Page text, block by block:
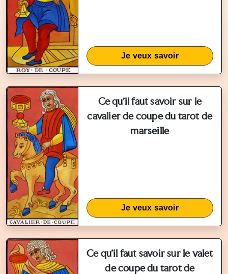
Je veux savoir
Ce qu'il faut savoir sur le
cavalier de coupe du tarot de
marseille
Je veux savoir
Ce qu'il faut savoir sur le valet
de coupe du tarot de